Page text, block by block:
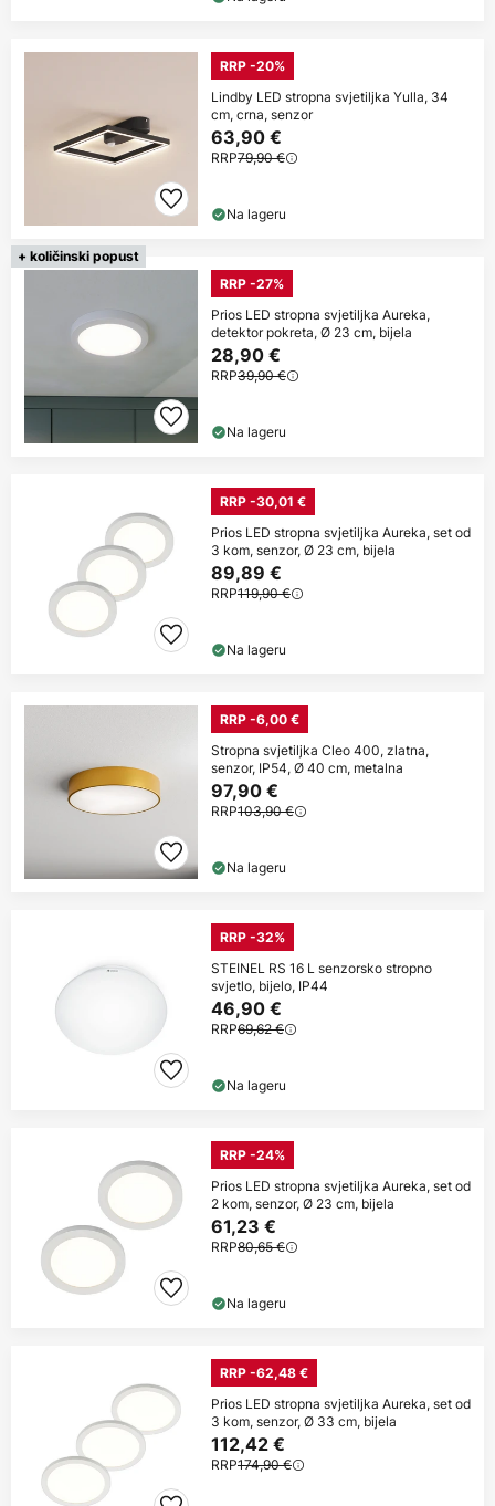
RRP -20%
Lindby LED stropna svjetiljka Yulla, 34
cm, crna, senzor
63,90 €
RRP79,90 €
Na lageru
+ količinski popust
RRP -27%
Prios LED stropna svjetiljka Aureka,
detektor pokreta, Ø 23 cm, bijela
28,90 €
RRP39,90 €
Na lageru
RRP -30,01 €
Prios LED stropna svjetiljka Aureka, set od
3 kom, senzor, Ø 23 cm, bijela
89,89 €
RRP119,90 €
Na lageru
RRP -6,00 €
Stropna svjetiljka Cleo 400, zlatna,
senzor, IP54, Ø 40 cm, metalna
97,90 €
RRP103,90 €
Na lageru
RRP -32%
STEINEL RS 16 L senzorsko stropno
svjetlo, bijelo, IP44
46,90 €
RRP69,62 €
Na lageru
RRP -24%
Prios LED stropna svjetiljka Aureka, set od
2 kom, senzor, Ø 23 cm, bijela
61,23 €
RRP80,65 €
Na lageru
RRP -62,48 €
Prios LED stropna svjetiljka Aureka, set od
3 kom, senzor, Ø 33 cm, bijela
112,42 €
RRP174,90 €